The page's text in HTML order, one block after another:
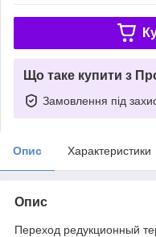
Що таке купити з
Замовлення під
Опис Характеристики
Опис
Переход редукционный